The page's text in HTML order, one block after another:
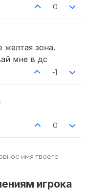
0
желтая зона.
мне в дс
-1
0
имя твоего
можно здесь )
игрока